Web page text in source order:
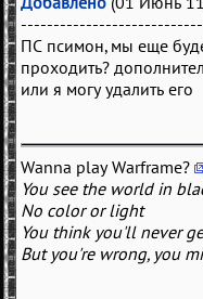
ПС псимон, мы еще
проходить?
или я могу удалить его
Wanna play Warframe?
You see the world in
No color or light
You think you'll never
But you're wrong, you